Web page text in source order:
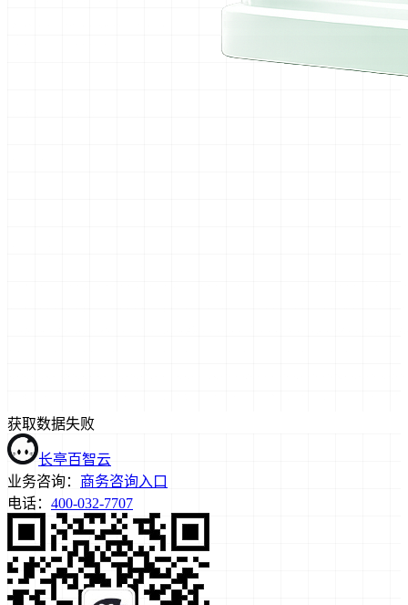
获取数据失败
长亭百智云
业务咨询： 商务咨询入口
电话： 400-032-7707